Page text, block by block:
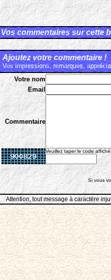
Vos commentaires sur cette
Ajoutez votre commentaire !
Vos impressions, remarques,
Votre nom
Email
Commentaire
Veuillez taper le code
Si vous
Attention, tout message à caractère